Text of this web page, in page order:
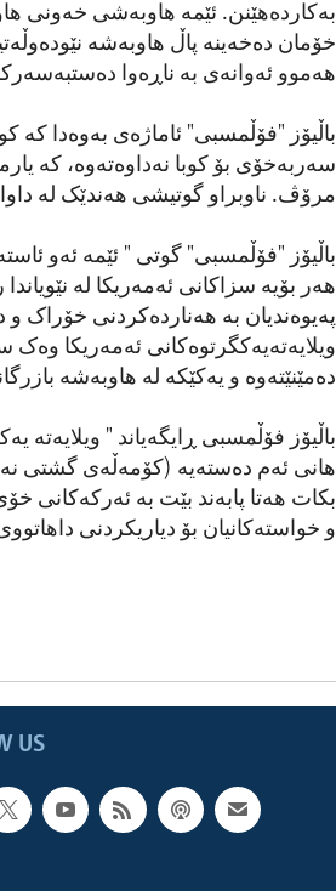
بەکاردەهێنن. ئێمە هاوبەشی خەونی
خۆمان دەخەینە پاڵ هاوبەشە
هەموو ئەوانەی بە ناڕەوا
باڵیۆز "فۆڵمسبی" ئاماژەی بەوەدا کە
سەربەخۆی بۆ کوبا نەداوەتەوە، کە
مرۆڤ. ناوبراو گوتیشی هەندێک لە داواکارییەکان بۆ
باڵیۆز "فۆڵمسبی" گوتی " ئێمە ئەو
هەر بۆیە سزاکانی ئەمەریکا لە
پەیوەندیان بە هەناردەکردنی خۆراک و
ویلایەتەیەکگرتوەکانی ئەمەریکا وەک
دەمێنێتەوە و یەکێکە لە هاوبەشە
باڵیۆز فۆڵمسبی ڕایگەیاند " ویلایەتە
هانی ئەم دەستەیە (کۆمەڵەی گشتی
بکات هەتا پابەند بێت بە ئەرکەکانی
و خواستەکانیان بۆ دیاریکردنی
US